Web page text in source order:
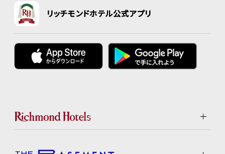
リッチモンドホテル公式アプリ